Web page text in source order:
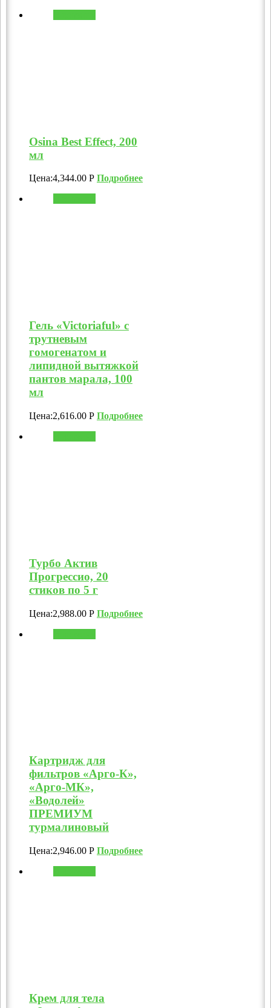
Osina Best Effect, 200
мл
Цена:4,344.00 Р Подробнее
Гель «Victoriaful» с
трутневым
гомогенатом и
липидной вытяжкой
пантов марала, 100
мл
Цена:2,616.00 Р Подробнее
Турбо Актив
Прогрессио, 20
стиков по 5 г
Цена:2,988.00 Р Подробнее
Картридж для
фильтров «Арго-К»,
«Арго-МК»,
«Водолей»
ПРЕМИУМ
турмалиновый
Цена:2,946.00 Р Подробнее
Крем для тела